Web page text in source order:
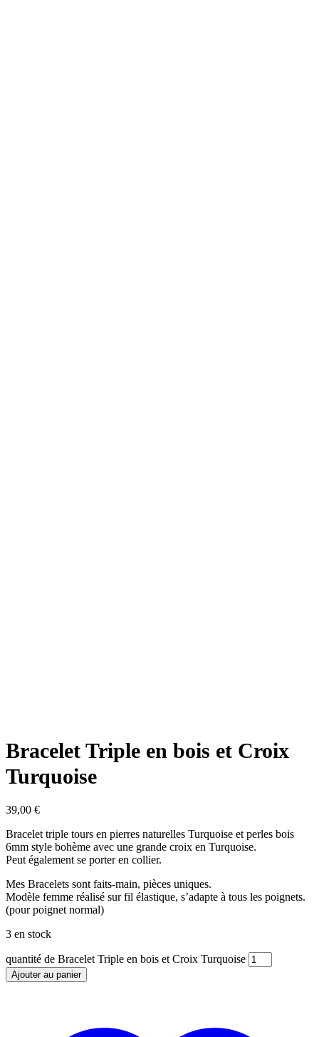
Bracelet Triple en bois et Croix
Turquoise
39,00 €
Bracelet triple tours en pierres naturelles Turquoise et perles bois
6mm style bohème avec une grande croix en Turquoise.
Peut également se porter en collier.
Mes Bracelets sont faits-main, pièces uniques.
Modèle femme réalisé sur fil élastique, s’adapte à tous les poignets.
(pour poignet normal)
3 en stock
quantité de Bracelet Triple en bois et Croix Turquoise
Ajouter au panier